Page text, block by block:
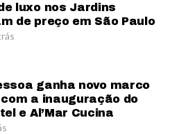
luxo nos Jardins
de preço em São Paulo
ganha novo marco
a inauguração do
e Al’Mar Cucina